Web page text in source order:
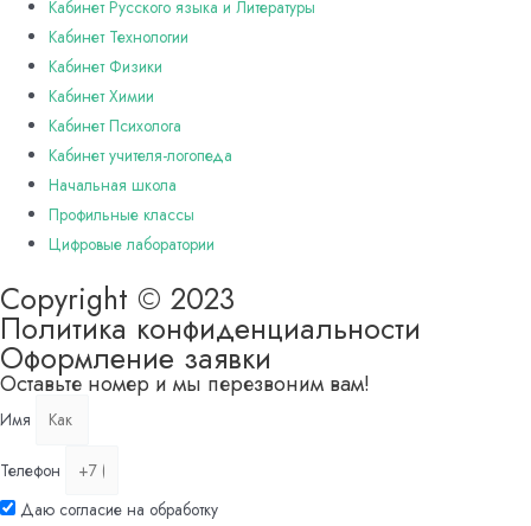
Кабинет Русского языка и Литературы
Кабинет Технологии
Кабинет Физики
Кабинет Химии
Кабинет Психолога
Кабинет учителя-логопеда
Начальная школа
Профильные классы
Цифровые лаборатории
Copyright © 2023
Политика конфиденциальности
Оформление заявки
Оставьте номер и мы перезвоним вам!
Имя
Телефон
Даю согласие на обработку